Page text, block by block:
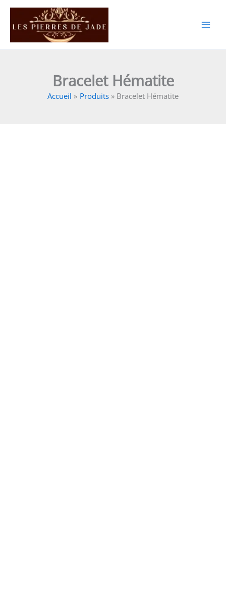
Aller
contenu
Bracelet Hématite
Accueil Produits Bracelet Hématite